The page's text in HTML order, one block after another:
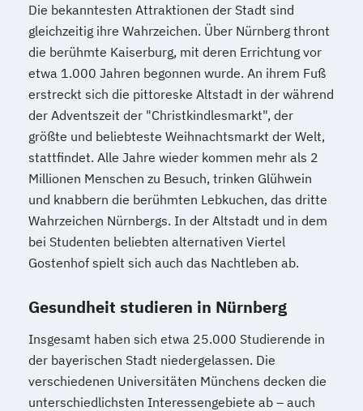
Die bekanntesten Attraktionen der Stadt sind
gleichzeitig ihre Wahrzeichen. Über Nürnberg thront
die berühmte Kaiserburg, mit deren Errichtung vor
etwa 1.000 Jahren begonnen wurde. An ihrem Fuß
erstreckt sich die pittoreske Altstadt in der während
der Adventszeit der "Christkindlesmarkt", der
größte und beliebteste Weihnachtsmarkt der Welt,
stattfindet. Alle Jahre wieder kommen mehr als 2
Millionen Menschen zu Besuch, trinken Glühwein
und knabbern die berühmten Lebkuchen, das dritte
Wahrzeichen Nürnbergs. In der Altstadt und in dem
bei Studenten beliebten alternativen Viertel
Gostenhof spielt sich auch das Nachtleben ab.
Gesundheit studieren in Nürnberg
Insgesamt haben sich etwa 25.000 Studierende in
der bayerischen Stadt niedergelassen. Die
verschiedenen Universitäten Münchens decken die
unterschiedlichsten Interessengebiete ab – auch